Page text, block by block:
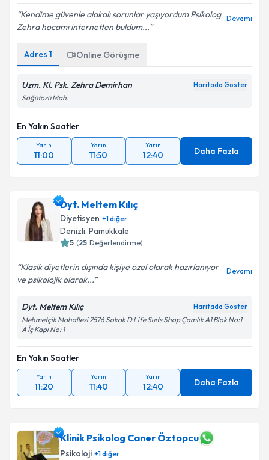
Metni'ni okudum ve kişisel verilerimin belirtilen
kapsamda işlenmesini kabul ediyorum.
Kendime güvenle alakalı sorunlar yaşıyordum Psikolog
Zehra hocamı internetten buldum...
Devamı
Adres 1 Online Görüşme
Uzm. Kl. Psk. Zehra Demirhan Haritada Göster
Söğütözü Mah.
En Yakın Saatler
Yarın
11:00
Yarın
11:50
Yarın
12:40 Daha Fazla
Dyt. Meltem Kılıç
Diyetisyen +1diğer
Denizli, Pamukkale
5 (25 Değerlendirme)
Klasik diyetlerin dışında kişiye özel olarak hazırlanıyor
ve psikolojik olarak...
Devamı
Dyt. Meltem Kılıç Haritada Göster
Mehmetçik Mahallesi 2576 Sokak D Life Suıts Shop Çamlık A1 Blok No:1
A İç Kapı No: 1
En Yakın Saatler
Yarın
11:20
Yarın
11:40
Yarın
12:40 Daha Fazla
Klinik Psikolog Caner Öztopcu
Psikoloji +1diğer